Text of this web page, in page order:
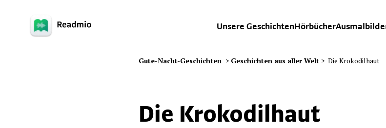
Unsere GeschichtenHörbücher
Gute-Nacht-Geschichten > Geschichten aus aller Welt > Die Krokodilhaut
Die Krokodilhaut